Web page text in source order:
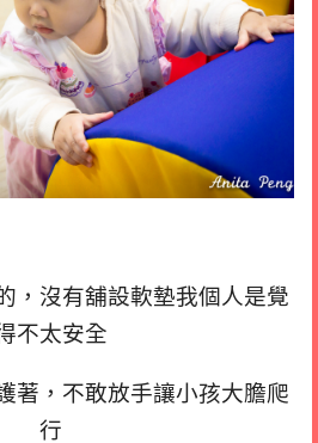
，沒有舖設軟墊我個人是覺
不太安全
著，不敢放手讓小孩大膽爬
行